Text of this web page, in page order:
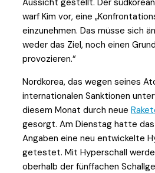
Aussicht gestellt. Der
warf Kim vor, eine
einzunehmen. Das müsse sich
weder das Ziel, noch einen
provozieren.“
Nordkorea, das wegen seines
internationalen Sanktionen
diesem Monat durch neue
gesorgt. Am Dienstag hatte
Angaben eine neu entwickelte
getestet. Mit Hyperschall
oberhalb der fünffachen